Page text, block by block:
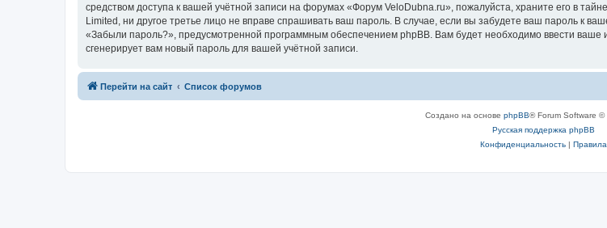
средством доступа к вашей учётной записи на форумах «Форум VeloDubna.ru», пожалуйста, храните его в
Limited, ни другое третье лицо не вправе спрашивать ваш пароль. В случае, если вы забудете ваш пароль к
«Забыли пароль?», предусмотренной программным обеспечением phpBB. Вам будет необходимо ввести
сгенерирует вам новый пароль для вашей учётной записи.
Перейти на сайт Список форумов
Создано на основе phpBB® Forum Software ©
Русская поддержка phpBB
Конфиденциальность| Правила